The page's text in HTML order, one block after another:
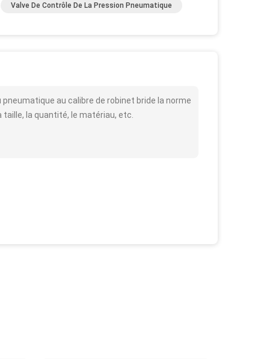
Valve De Contrôle De La Pression Pneumatique
au calibre de robinet bride la norme
la quantité, le matériau, etc.